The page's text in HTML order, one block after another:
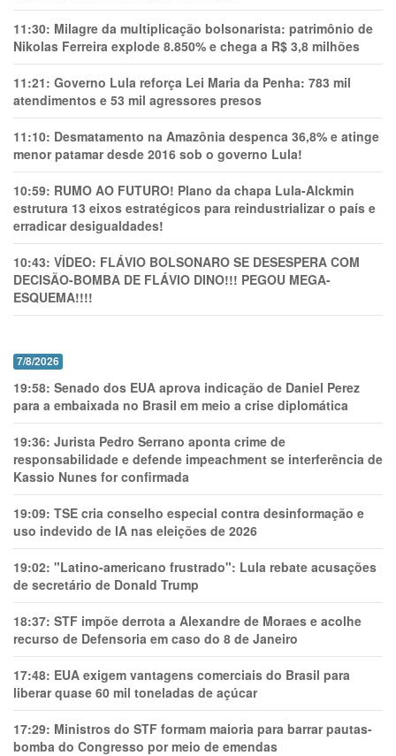
11:30: Milagre da multiplicação bolsonarista: patrimônio de
Nikolas Ferreira explode 8.850% e chega a R$ 3,8 milhões
11:21: Governo Lula reforça Lei Maria da Penha: 783 mil
atendimentos e 53 mil agressores presos
11:10: Desmatamento na Amazônia despenca 36,8% e atinge
menor patamar desde 2016 sob o governo Lula!
10:59: RUMO AO FUTURO! Plano da chapa Lula-Alckmin
estrutura 13 eixos estratégicos para reindustrializar o país e
erradicar desigualdades!
10:43: VÍDEO: FLÁVIO BOLSONARO SE DESESPERA COM
DECISÃO-BOMBA DE FLÁVIO DINO!!! PEGOU MEGA-
ESQUEMA!!!!
7/8/2026
19:58: Senado dos EUA aprova indicação de Daniel Perez
para a embaixada no Brasil em meio a crise diplomática
19:36: Jurista Pedro Serrano aponta crime de
responsabilidade e defende impeachment se interferência de
Kassio Nunes for confirmada
19:09: TSE cria conselho especial contra desinformação e
uso indevido de IA nas eleições de 2026
19:02: "Latino-americano frustrado": Lula rebate acusações
de secretário de Donald Trump
18:37: STF impõe derrota a Alexandre de Moraes e acolhe
recurso de Defensoria em caso do 8 de Janeiro
17:48: EUA exigem vantagens comerciais do Brasil para
liberar quase 60 mil toneladas de açúcar
17:29: Ministros do STF formam maioria para barrar pautas-
bomba do Congresso por meio de emendas